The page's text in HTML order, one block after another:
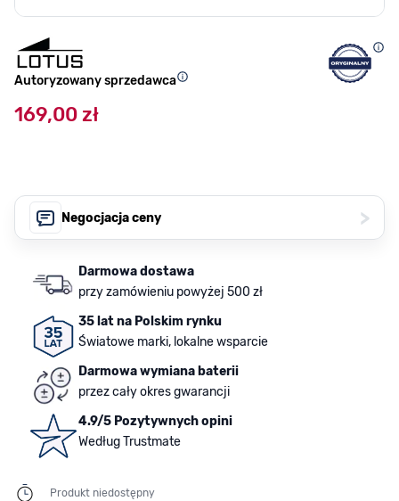
Autoryzowany sprzedawca
169,00 zł
Negocjacja ceny >
Darmowa dostawa
przy zamówieniu powyżej 500 zł
35 lat na Polskim rynku
Światowe marki, lokalne wsparcie
Darmowa wymiana baterii
przez cały okres gwarancji
4.9/5 Pozytywnych opini
Według Trustmate
Produkt niedostępny